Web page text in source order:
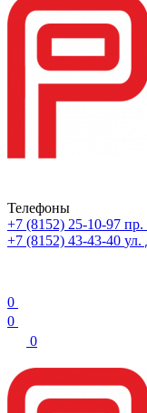
Телефоны
+7 (8152) 25-10-97 пр.
+7 (8152) 43-43-40 ул.
0
0
0